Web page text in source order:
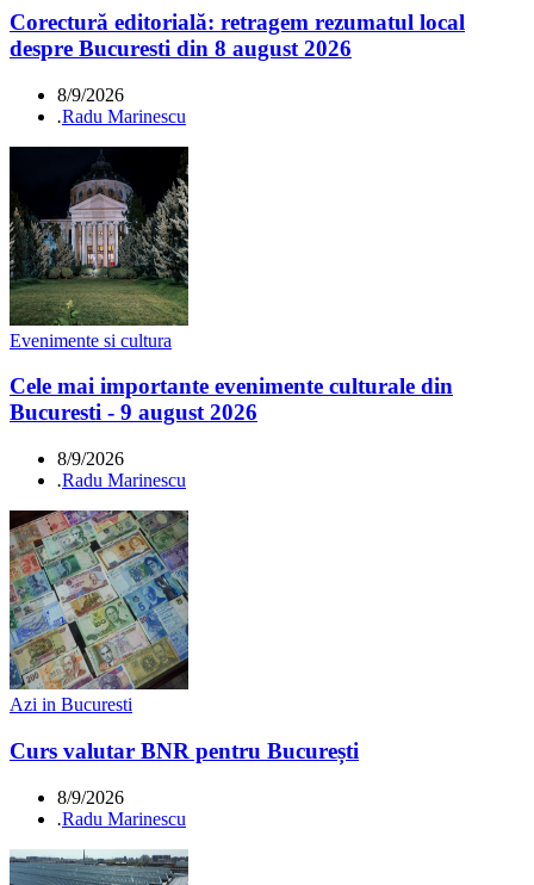
Corectură editorială: retragem rezumatul local
despre Bucuresti din 8 august 2026
8/9/2026
.Radu Marinescu
Evenimente si cultura
Cele mai importante evenimente culturale din
Bucuresti - 9 august 2026
8/9/2026
.Radu Marinescu
Azi in Bucuresti
Curs valutar BNR pentru București
8/9/2026
.Radu Marinescu